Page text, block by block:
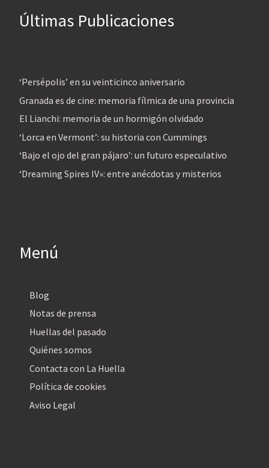
Últimas Publicaciones
‘Persépolis’ en su veinticinco aniversario
Granada es de cine: memoria fílmica de una provincia
El Lianchi: memoria de un hormigón olvidado
‘Lorca en Vermont’: su historia con Cummings
‘Bajo el ojo del gran pájaro’: un futuro especulativo
‘Dreaming Spires IV»: entre anécdotas y misterios
Menú
Blog
Notas de prensa
Huellas del pasado
Quiénes somos
Contacta con La Huella
Política de cookies
Aviso Legal